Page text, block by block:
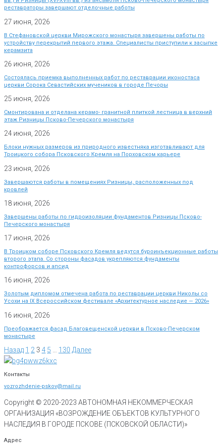
реставраторы завершают отделочные работы
27 июня, 2026
В Стефановской церкви Мирожского монастыря завершены работы по
устройству перекрытий первого этажа. Специалисты приступили к засыпке
керамзита
26 июня, 2026
Состоялась приемка выполненных работ по реставрации иконостаса
церкви Сорока Севастийских мучеников в городе Печоры
25 июня, 2026
Смонтирована и отделана керамо- гранитной плиткой лестница в верхний
этаж Ризницы Псково-Печерского монастыря
24 июня, 2026
Блоки нужных размеров из природного известняка изготавливают для
Троицкого собора Псковского Кремля на Порховском карьере
23 июня, 2026
Завершаются работы в помещениях Ризницы, расположенных под
кровлей
18 июня, 2026
Завершены работы по гидроизоляции фундаментов Ризницы Псково-
Печерского монастыря
17 июня, 2026
В Троицком соборе Псковского Кремля ведутся буроинъекционные работы
второго этапа. Со стороны фасадов укрепляются фундаменты
контрофорсов и апсид
16 июня, 2026
Золотым дипломом отмечена работа по реставрации церкви Николы со
Усохи на IX Всероссийском фестивале «Архитектурное наследие — 2026»
16 июня, 2026
Преображается фасад Благовещенской церкви в Псково-Печерском
монастыре
Назад 1 2 3 4 5 130 Далее
Контакты
vozrozhdenie-pskov@mail.ru
Copyright © 2020-2023 АВТОНОМНАЯ НЕКОММЕРЧЕСКАЯ
ОРГАНИЗАЦИЯ «ВОЗРОЖДЕНИЕ ОБЪЕКТОВ КУЛЬТУРНОГО
НАСЛЕДИЯ В ГОРОДЕ ПСКОВЕ (ПСКОВСКОЙ ОБЛАСТИ)»
Адрес